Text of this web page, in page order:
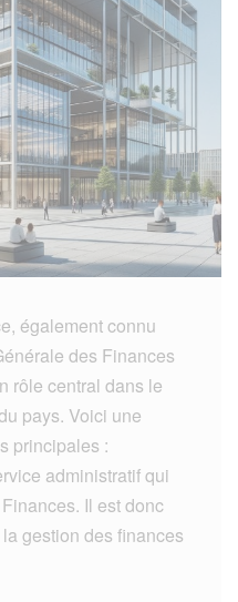
également connu
des Finances
rôle central dans le
pays. Voici une
principales :
administratif qui
Il est donc
gestion des finances